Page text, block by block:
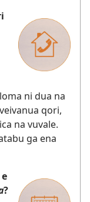
ni dua na
qori,
na vuvale.
ga ena
?